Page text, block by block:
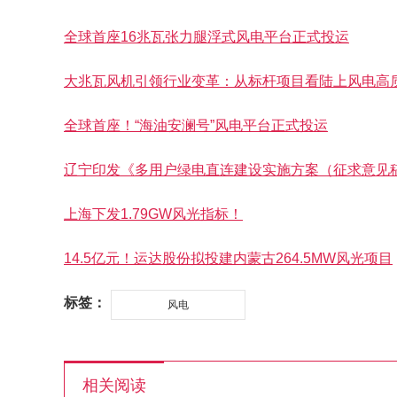
全球首座16兆瓦张力腿浮式风电平台正式投运
大兆瓦风机引领行业变革：从标杆项目看陆上风电高
全球首座！“海油安澜号”风电平台正式投运
辽宁印发《多用户绿电直连建设实施方案（征求意见
上海下发1.79GW风光指标！
14.5亿元！运达股份拟投建内蒙古264.5MW风光项目
标签： 风电
相关阅读